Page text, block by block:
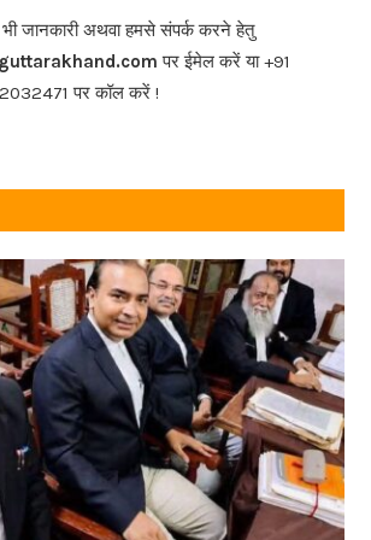
भी जानकारी अथवा हमसे संपर्क करने हेतु
पर ईमेल करें या +91
पर कॉल करें !